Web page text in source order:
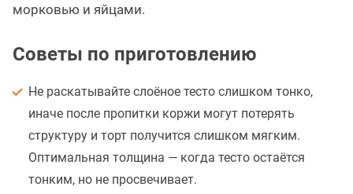
морковью и яйцами.
Советы по приготовлению
Не раскатывайте слоёное тесто слишком тонко,
иначе после пропитки коржи могут потерять
структуру и торт получится слишком мягким.
Оптимальная толщина — когда тесто остаётся
тонким, но не просвечивает.